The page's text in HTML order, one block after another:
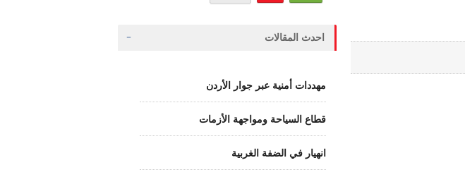
احدث المقالات
مهددات أمنية عبر جوار الأردن
قطاع السياحة ومواجهة الأزمات
انهيار في الضفة الغربية